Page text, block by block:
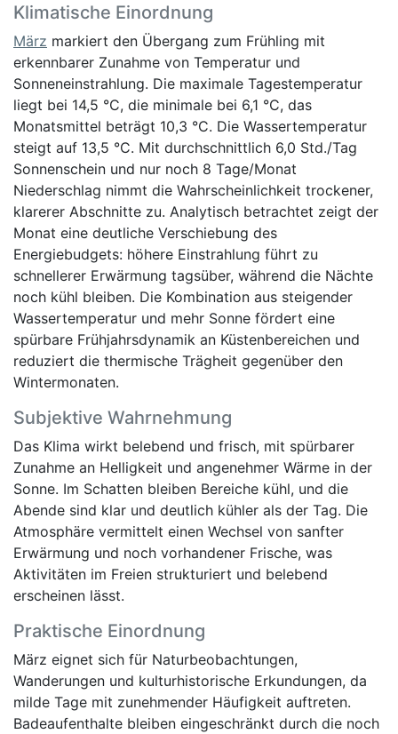
Klimatische Einordnung
März markiert den Übergang zum Frühling mit
erkennbarer Zunahme von Temperatur und
Sonneneinstrahlung. Die maximale Tagestemperatur
liegt bei 14,5 °C, die minimale bei 6,1 °C, das
Monatsmittel beträgt 10,3 °C. Die Wassertemperatur
steigt auf 13,5 °C. Mit durchschnittlich 6,0 Std./Tag
Sonnenschein und nur noch 8 Tage/Monat
Niederschlag nimmt die Wahrscheinlichkeit trockener,
klarerer Abschnitte zu. Analytisch betrachtet zeigt der
Monat eine deutliche Verschiebung des
Energiebudgets: höhere Einstrahlung führt zu
schnellerer Erwärmung tagsüber, während die Nächte
noch kühl bleiben. Die Kombination aus steigender
Wassertemperatur und mehr Sonne fördert eine
spürbare Frühjahrsdynamik an Küstenbereichen und
reduziert die thermische Trägheit gegenüber den
Wintermonaten.
Subjektive Wahrnehmung
Das Klima wirkt belebend und frisch, mit spürbarer
Zunahme an Helligkeit und angenehmer Wärme in der
Sonne. Im Schatten bleiben Bereiche kühl, und die
Abende sind klar und deutlich kühler als der Tag. Die
Atmosphäre vermittelt einen Wechsel von sanfter
Erwärmung und noch vorhandener Frische, was
Aktivitäten im Freien strukturiert und belebend
erscheinen lässt.
Praktische Einordnung
März eignet sich für Naturbeobachtungen,
Wanderungen und kulturhistorische Erkundungen, da
milde Tage mit zunehmender Häufigkeit auftreten.
Badeaufenthalte bleiben eingeschränkt durch die noch